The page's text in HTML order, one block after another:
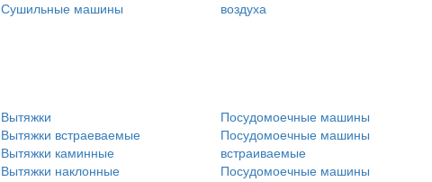
Сушильные машины
воздуха
Вытяжки
Вытяжки встраеваемые
Вытяжки каминные
Вытяжки наклонные
Посудомоечные машины
Посудомоечные машины
встраиваемые
Посудомоечные машины